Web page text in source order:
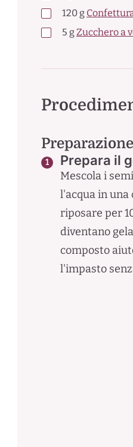
120 g
5 g Zucchero a
Prepara il
Mescola i
l'acqua in una
riposare per
diventano
composto
l'impasto